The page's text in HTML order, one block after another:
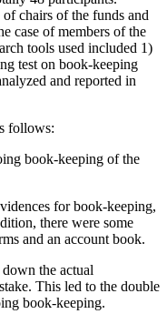
chairs of the funds and
case of members of the
tools used included 1)
test on book-keeping
and reported in
book-keeping of the
for book-keeping,
there were some
and an account book.
the actual
This led to the double
book-keeping.